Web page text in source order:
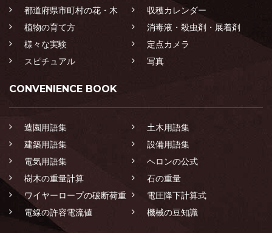
都道府県市町村の花・木
収穫カレンダー
植物の育て方
消毒液・殺虫剤・展着剤
様々な実験
定点カメラ
スピチュアル
写真
CONVENIENCE BOOK
造園用語集
土木用語集
建築用語集
設備用語集
電気用語集
ヘロンの公式
樹木の重量計算
石の重量
ワイヤーロープの破断荷重
電圧降下計算式
電線の許容電流値
機械の豆知識